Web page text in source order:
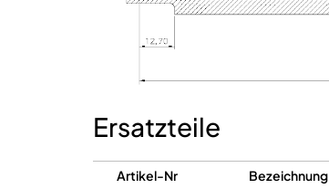
Ersatzteile
Artikel-Nr Bezeichnung